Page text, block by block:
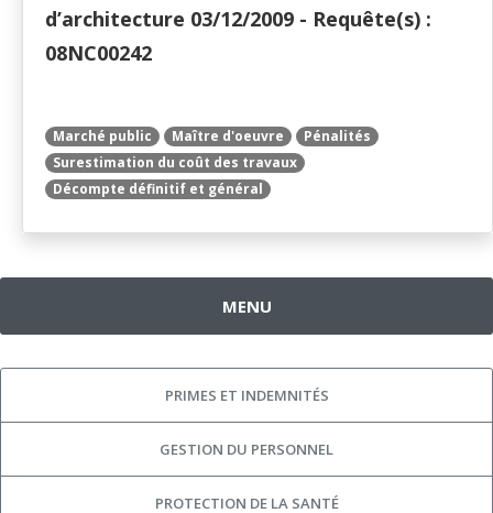
d’architecture 03/12/2009 - Requête(s) :
08NC00242
Marché public Maître d'oeuvre
Pénalités
Surestimation du coût des travaux
Décompte définitif et général
MENU
PRIMES ET INDEMNITÉS
GESTION DU PERSONNEL
PROTECTION DE LA SANTÉ